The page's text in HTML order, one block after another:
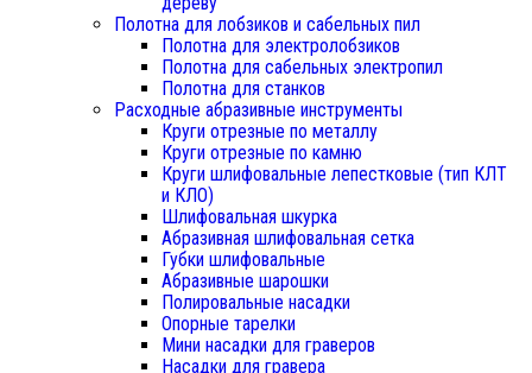
Полотна для лобзиков и сабельных пил
Полотна для электролобзиков
Полотна для сабельных электропил
Полотна для станков
Расходные абразивные инструменты
Круги отрезные по металлу
Круги отрезные по камню
Круги шлифовальные лепестковые (тип КЛТ
и КЛО)
Шлифовальная шкурка
Абразивная шлифовальная сетка
Губки шлифовальные
Абразивные шарошки
Полировальные насадки
Опорные тарелки
Мини насадки для граверов
Насадки для гравера